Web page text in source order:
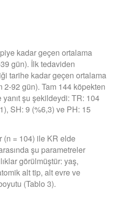
kadar geçen ortalama
gün). İlk tedaviden
tarihe kadar geçen ortalama
2-92 gün). Tam 144 köpekten
şu şekildeydi: TR: 104
SH: 9 (%6,3) ve PH: 15
= 104) ile KR elde
şu parametreler
görülmüştür: yaş,
alt tip, alt evre ve
(Tablo 3).